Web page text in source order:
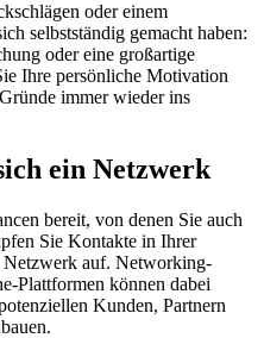
oder einem
selbstständig gemacht haben:
oder eine großartige
Ihre persönliche Motivation
immer wieder ins
ein Netzwerk
bereit, von denen Sie auch
Sie Kontakte in Ihrer
Netzwerk auf. Networking-
Plattformen können dabei
Kunden, Partnern